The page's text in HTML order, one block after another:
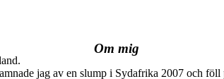
Om mig
jag av en slump i Sydafrika 2007 och föll